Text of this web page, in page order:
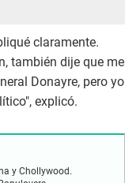
claramente.
también dije que me
Donayre, pero yo
explicó.
y Chollywood.